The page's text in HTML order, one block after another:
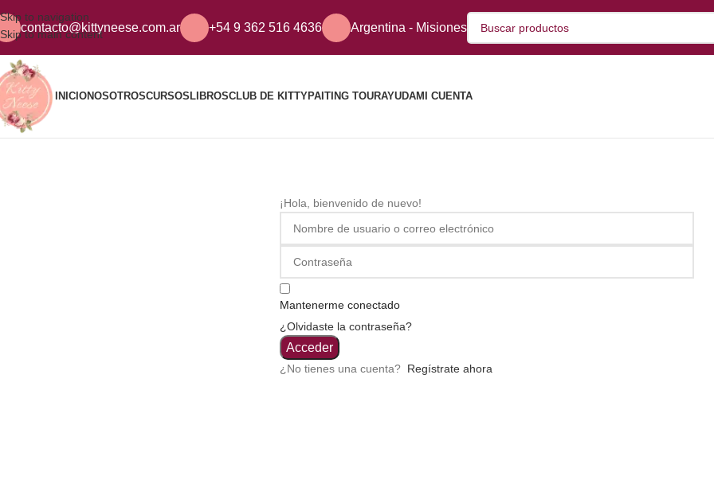
Skip to navigation
Skip to main content
contacto@kittyneese.com.ar +54 9 362 516 4636 Argentina - Misiones
INICIONOSOTROSCURSOS LIBROSCLUB DE KITTYPAITING TOURAYUDAMI CUENTA
¡Hola, bienvenido de nuevo!
Mantenerme conectado
¿Olvidaste la contraseña?
Acceder
¿No tienes una cuenta? Regístrate ahora